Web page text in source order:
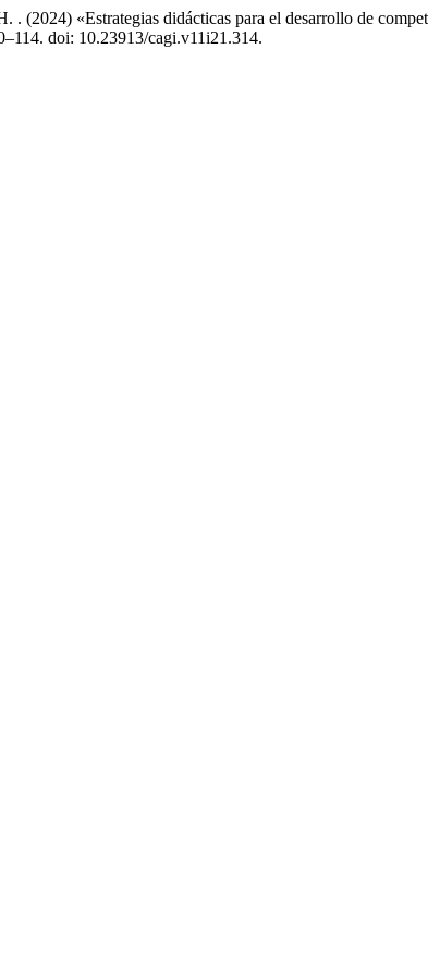
«Estrategias didácticas para el desarrollo de
doi: 10.23913/cagi.v11i21.314.